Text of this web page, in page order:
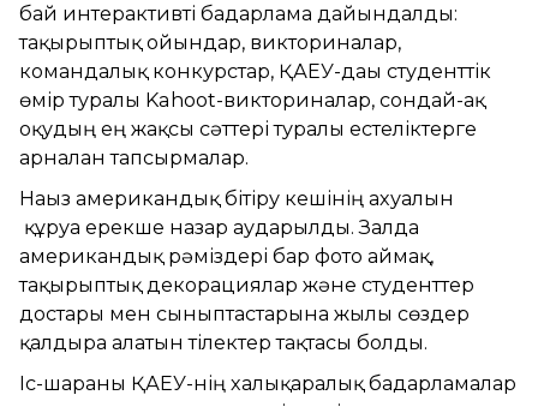
бай интерактивті бағдарлама дайындалды:
тақырыптық ойындар, викториналар,
командалық конкурстар, ҚАЕУ-дағы студенттік
өмір туралы Kahoot-викториналар, сондай-ақ
оқудың ең жақсы сәттері туралы естеліктерге
арналған тапсырмалар.
Нағыз американдық бітіру кешінің ахуалын
құруға ерекше назар аударылды. Залда
американдық рәміздері бар фото аймақ,
тақырыптық декорациялар және студенттер
достары мен сыныптастарына жылы сөздер
қалдыра алатын тілектер тақтасы болды.
Іс-шараны ҚАЕУ-нің халықаралық бағдарламалар